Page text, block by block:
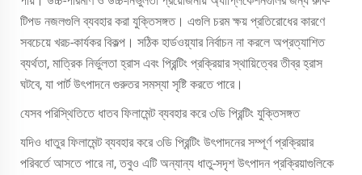
টিপড নজলগুলি ব্যবহার করা যুক্তিসঙ্গত। এগুলি চরম ক্ষয় প্রতিরোধের কারণে
সবচেয়ে খরচ-কার্যকর বিকল্প। সঠিক হার্ডওয়্যার নির্বাচন না করলে অপ্রত্যাশিত
ব্যর্থতা, মাত্রিক নির্ভুলতা হ্রাস এবং প্রিন্টিং প্রক্রিয়ার স্থায়িত্বের তীব্র হ্রাস
ঘটবে, যা পার্ট উৎপাদনে গুরুতর সমস্যা সৃষ্টি করতে পারে।
যেসব পরিস্থিতিতে ধাতব ফিলামেন্ট ব্যবহার করে ৩ডি প্রিন্টিং যুক্তিসঙ্গত
যদিও ধাতুর ফিলামেন্ট ব্যবহার করে ৩ডি প্রিন্টিং উৎপাদনের সম্পূর্ণ প্রক্রিয়ার
পরিবর্তে আসতে পারে না, তবুও এটি অন্যান্য ধাতু-সদৃশ উৎপাদন প্রক্রিয়াগুলিকে